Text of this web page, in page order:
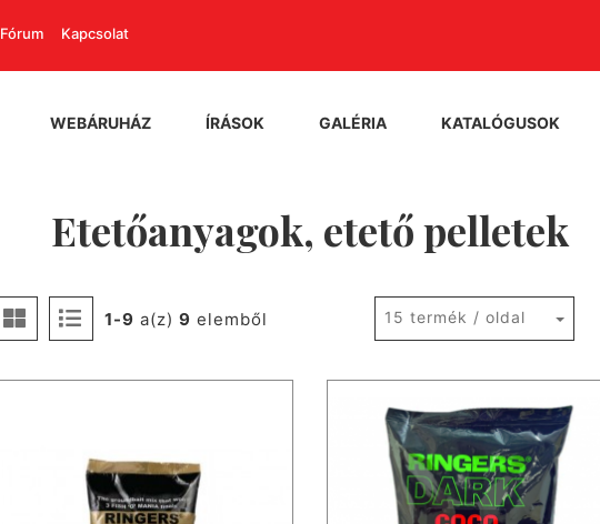
Fórum Kapcsolat
WEBÁRUHÁZ ÍRÁSOK GALÉRIA KATALÓGUSOK
Etetőanyagok, etető pelletek
1-9 a(z) 9 elemből 15 termék / oldal